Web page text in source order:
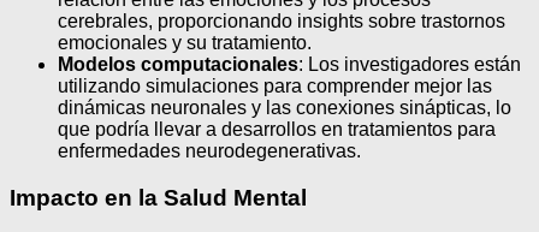
cerebrales, proporcionando insights sobre trastornos
emocionales y su tratamiento.
Modelos computacionales: Los investigadores están
utilizando simulaciones para comprender mejor las
dinámicas neuronales y las conexiones sinápticas, lo
que podría llevar a desarrollos en tratamientos para
enfermedades neurodegenerativas.
Impacto en la Salud Mental